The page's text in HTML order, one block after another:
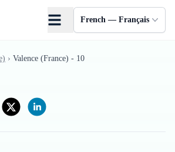
French — Français
› Valence (France) - 10